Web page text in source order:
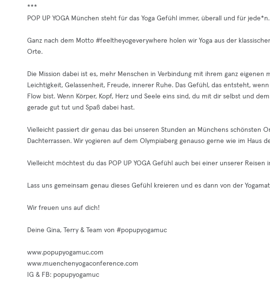
***
POP UP YOGA München steht für das Yoga Gefühl immer, überall und für jede*n.
Ganz nach dem Motto #feeltheyogeverywhere holen wir Yoga aus der
Orte.
Die Mission dabei ist es, mehr Menschen in Verbindung mit ihrem ganz eigenen
Leichtigkeit, Gelassenheit, Freude, innerer Ruhe. Das Gefühl, das entsteht,
Flow bist. Wenn Körper, Kopf, Herz und Seele eins sind, du mit dir selbst und
gerade gut tut und Spaß dabei hast.
Vielleicht passiert dir genau das bei unseren Stunden an Münchens schönsten
Dachterrassen. Wir yogieren auf dem Olympiaberg genauso gerne wie im Haus
Vielleicht möchtest du das POP UP YOGA Gefühl auch bei einer unserer
Lass uns gemeinsam genau dieses Gefühl kreieren und es dann von der
Wir freuen uns auf dich!
Deine Gina, Terry & Team von #popupyogamuc
www.popupyogamuc.com
www.muenchenyogaconference.com
IG & FB: popupyogamuc